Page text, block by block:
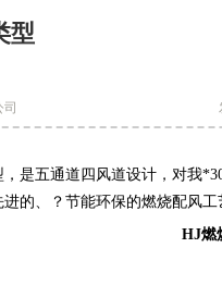
型
是五通道四风道设计，对我
的、？节能环保的燃烧配风工